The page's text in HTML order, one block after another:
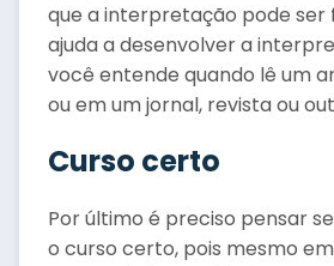
que a interpretação pode ser
ajuda a desenvolver a
você entende quando lê um
ou em um jornal, revista ou
Curso certo
Por último é preciso pensar
o curso certo, pois mesmo